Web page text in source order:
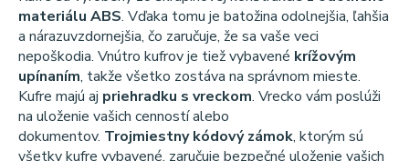
materiálu ABS. Vďaka tomu je batožina odolnejšia, ľahšia
a nárazuvzdornejšia, čo zaručuje, že sa vaše veci
nepoškodia. Vnútro kufrov je tiež vybavené krížovým
upínaním, takže všetko zostáva na správnom mieste.
Kufre majú aj priehradku s vreckom. Vrecko vám poslúži
na uloženie vašich cenností alebo
dokumentov. Trojmiestny kódový zámok, ktorým sú
všetky kufre vybavené, zaručuje bezpečné uloženie vašich